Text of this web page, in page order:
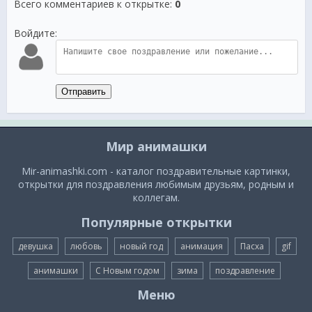
Всего комментариев к открытке: 0
Войдите:
Отправить
Мир анимашки
Mir-animashki.com - каталог поздравительные картинки,
открытки для поздравления любимым друзьям, родным и
коллегам.
Популярные открытки
девушка любовь новый год анимация Пасха gif
анимашки С Новым годом зима поздравление
Меню